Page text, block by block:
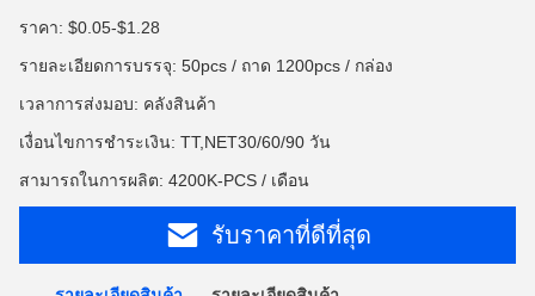
ราคา: $0.05-$1.28
รายละเอียดการบรรจุ: 50pcs / ถาด 1200pcs / กล่อง
เวลาการส่งมอบ: คลังสินค้า
เงื่อนไขการชำระเงิน: TT,NET30/60/90 วัน
สามารถในการผลิต: 4200K-PCS / เดือน
รับราคาที่ดีที่สุด